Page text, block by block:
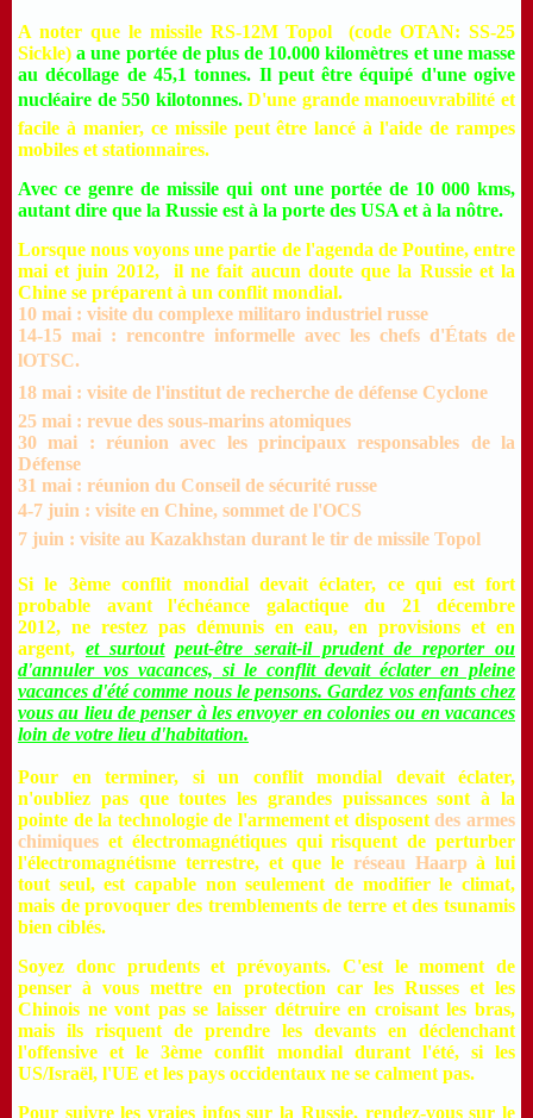
A noter que le missile RS-12M Topol (code OTAN: SS-25
Sickle) a une portée de plus de 10.000 kilomètres et une masse
au décollage de 45,1 tonnes. Il peut être équipé d'une ogive
nucléaire de 550 kilotonnes. D'une grande manoeuvrabilité et
facile à manier, ce missile peut être lancé à l'aide de rampes
mobiles et stationnaires.
Avec ce genre de missile qui ont une portée de 10 000 kms,
autant dire que la Russie est à la porte des USA et à la nôtre.
Lorsque nous voyons une partie de l'agenda de Poutine, entre
mai et juin 2012, il ne fait aucun doute que la Russie et la
Chine se préparent à un conflit mondial.
10 mai : visite du complexe militaro industriel russe
14-15 mai : rencontre informelle avec les chefs d'États de
lOTSC.
18 mai : visite de l'institut de recherche de défense Cyclone
25 mai : revue des sous-marins atomiques
30 mai : réunion avec les principaux responsables de la
Défense
31 mai : réunion du Conseil de sécurité russe
4-7 juin : visite en Chine, sommet de l'OCS
7 juin : visite au Kazakhstan durant le tir de missile Topol
Si le 3ème conflit mondial devait éclater, ce qui est fort
probable avant l'échéance galactique du 21 décembre
2012, ne restez pas démunis en eau, en provisions et en
argent, et surtout peut-être serait-il prudent de reporter ou
d'annuler vos vacances, si le conflit devait éclater en pleine
vacances d'été comme nous le pensons. Gardez vos enfants chez
vous au lieu de penser à les envoyer en colonies ou en vacances
loin de votre lieu d'habitation.
Pour en terminer, si un conflit mondial devait éclater,
n'oubliez pas que toutes les grandes puissances sont à la
pointe de la technologie de l'armement et disposentdes armes
chimiques et électromagnétiques qui risquent de perturber
l'électromagnétisme terrestre, et que le réseau Haarpà lui
tout seul, est capable non seulement de modifier le climat,
mais de provoquer des tremblements de terre et des tsunamis
bien ciblés.
Soyez donc prudents et prévoyants. C'est le moment de
penser à vous mettre en protection car les Russes et les
Chinois ne vont pas se laisser détruire en croisant les bras,
mais ils risquent de prendre les devants en déclenchant
l'offensive et le 3ème conflit mondial durant l'été, si les
US/Israël, l'UE et les pays occidentaux ne se calment pas.
Pour suivre les vraies infos sur la Russie, rendez-vous sur le